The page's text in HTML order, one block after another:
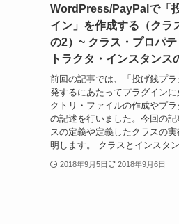
WordPress/PayPalで「
イン」を作成する（クラ
の2）~ クラス・プロパ
トラクタ・インスタンス
前回の記事では、「投げ銭プ
発するにあたってプラグイン
クトリ・ファイルの作成やプ
の記述を行いました。今回の記
スの定義や定義したクラスの
明します。 クラスとインスタン
2018年9月5日 2018年9月6日